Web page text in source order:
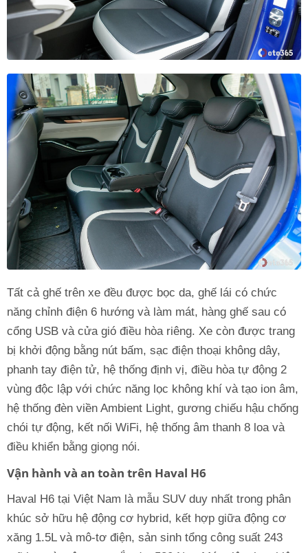
Tất cả ghế trên xe đều được bọc da, ghế lái có chức
năng chỉnh điện 6 hướng và làm mát, hàng ghế sau có
cổng USB và cửa gió điều hòa riêng. Xe còn được trang
bị khởi động bằng nút bấm, sạc điện thoại không dây,
phanh tay điện tử, hệ thống định vị, điều hòa tự động 2
vùng độc lập với chức năng lọc không khí và tạo ion âm,
hệ thống đèn viền Ambient Light, gương chiếu hậu chống
chói tự động, kết nối WiFi, hệ thống âm thanh 8 loa và
điều khiển bằng giọng nói.
Vận hành và an toàn trên Haval H6
Haval H6 tại Việt Nam là mẫu SUV duy nhất trong phân
khúc sở hữu hệ động cơ hybrid, kết hợp giữa động cơ
xăng 1.5L và mô-tơ điện, sản sinh tổng công suất 243